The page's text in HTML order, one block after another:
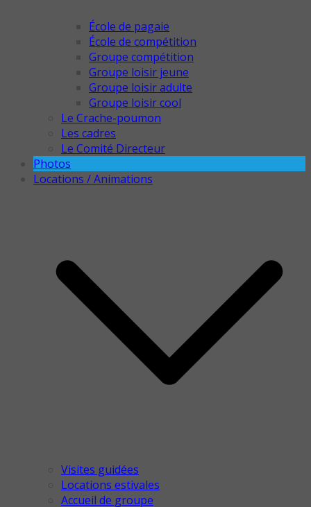
École de pagaie
École de compétition
Groupe compétition
Groupe loisir jeune
Groupe loisir adulte
Groupe loisir cool
Le Crache-poumon
Les cadres
Le Comité Directeur
Photos
Locations / Animations
Visites guidées
Locations estivales
Accueil de groupe